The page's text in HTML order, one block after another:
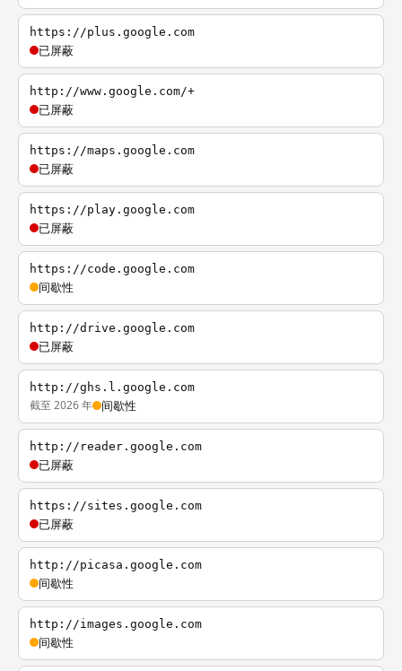
https://plus.google.com
已屏蔽
http://www.google.com/+
已屏蔽
https://maps.google.com
已屏蔽
https://play.google.com
已屏蔽
https://code.google.com
间歇性
http://drive.google.com
已屏蔽
http://ghs.l.google.com
截至 2026 年 间歇性
http://reader.google.com
已屏蔽
https://sites.google.com
已屏蔽
http://picasa.google.com
间歇性
http://images.google.com
间歇性